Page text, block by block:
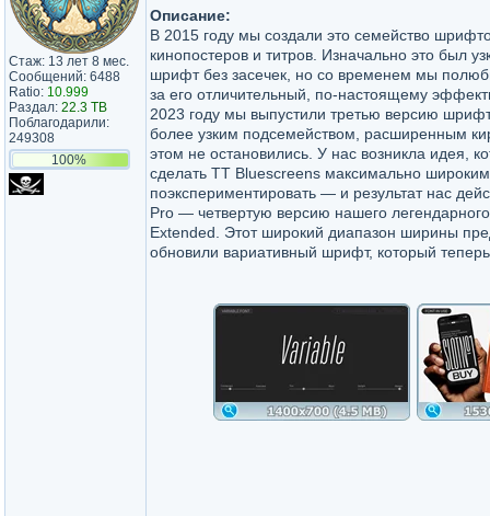
Стаж: 13 лет 8 мес.
Сообщений: 6488
Ratio: 10.999
Раздал: 22.3 TB
Поблагодарили:
249308
100%
Описание:
В 2015 году мы создали это семейство
кинопостеров и титров. Изначально это был
шрифт без засечек, но со временем мы
за его отличительный, по-настоящему
2023 году мы выпустили третью версию
более узким подсемейством, расширенным
этом не остановились. У нас возникла идея,
сделать TT Bluescreens максимально
поэкспериментировать — и результат нас
Pro — четвертую версию нашего
Extended. Этот широкий диапазон ширины
обновили вариативный шрифт, который